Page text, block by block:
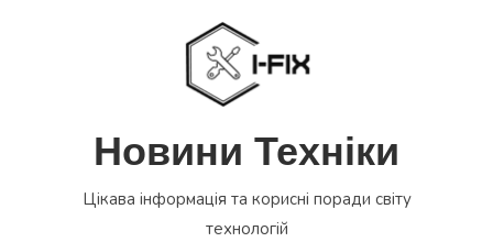
Новини Техніки
Цікава інформація та корисні поради світу
технологій